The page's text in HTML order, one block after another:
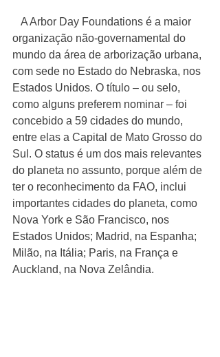
organização não-governamental do
mundo da área de arborização urbana,
com sede no Estado do Nebraska, nos
Estados Unidos. O título – ou selo,
como alguns preferem nominar – foi
concebido a 59 cidades do mundo,
entre elas a Capital de Mato Grosso do
Sul. O status é um dos mais relevantes
do planeta no assunto, porque além de
ter o reconhecimento da FAO, inclui
importantes cidades do planeta, como
Nova York e São Francisco, nos
Estados Unidos; Madrid, na Espanha;
Milão, na Itália; Paris, na França e
Auckland, na Nova Zelândia.